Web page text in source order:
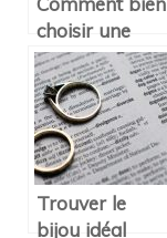
choisir une
bague de
fiançaille?
Trouver le
bijou idéal